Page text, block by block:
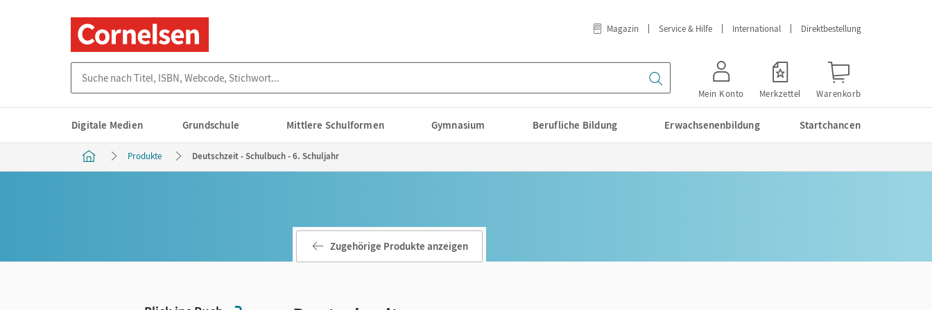
Magazin Service & Hilfe International Direktbestellung
Mein Konto Merkzettel Warenkorb
Digitale Medien Grundschule Mittlere Schulformen Gymnasium Berufliche Bildung Erwachsenenbildung Startchancen
Produkte Deutschzeit - Schulbuch - 6. Schuljahr
Zugehörige Produkte anzeigen